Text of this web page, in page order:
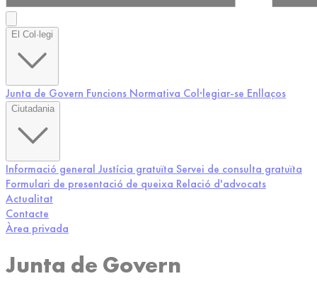
El Col·legi
Junta de Govern Funcions Normativa Col·legiar-se Enllaços
Ciutadania
Informació general Justícia gratuïta Servei de consulta gratuïta
Formulari de presentació de queixa Relació d'advocats
Actualitat
Contacte
Àrea privada
Junta de Govern